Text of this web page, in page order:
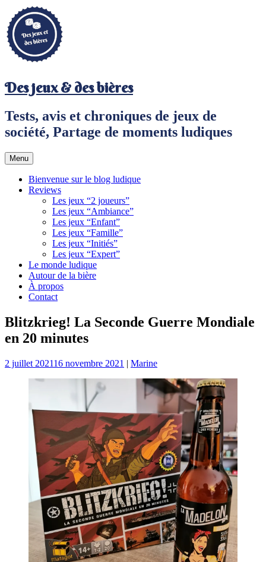
Aller
au
contenu
principal
Des jeux & des bières
Tests, avis et chroniques de jeux de
société, Partage de moments ludiques
Menu
Bienvenue sur le blog ludique
Reviews
Les jeux “2 joueurs”
Les jeux “Ambiance”
Les jeux “Enfant”
Les jeux “Famille”
Les jeux “Initiés”
Les jeux “Expert”
Le monde ludique
Autour de la bière
À propos
Contact
Blitzkrieg! La Seconde Guerre Mondiale
en 20 minutes
2 juillet 202116 novembre 2021 | Marine